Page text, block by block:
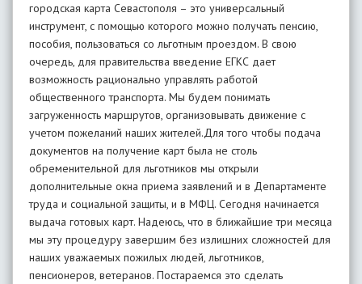
городская карта Севастополя – это универсальный
инструмент, с помощью которого можно получать пенсию,
пособия, пользоваться со льготным проездом. В свою
очередь, для правительства введение ЕГКС дает
возможность рационально управлять работой
общественного транспорта. Мы будем понимать
загруженность маршрутов, организовывать движение с
учетом пожеланий наших жителей.Для того чтобы подача
документов на получение карт была не столь
обременительной для льготников мы открыли
дополнительные окна приема заявлений и в Департаменте
труда и социальной защиты, и в МФЦ. Сегодня начинается
выдача готовых карт. Надеюсь, что в ближайшие три месяца
мы эту процедуру завершим без излишних сложностей для
наших уважаемых пожилых людей, льготников,
пенсионеров, ветеранов. Постараемся это сделать